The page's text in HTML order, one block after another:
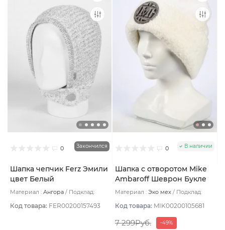
0 Закончился
Шапка чепчик Ferz Эмили
цвет Белый
Материал : Ангора
Подклад:
Код товара: FER00200157493
0 В наличии
Шапка с отворотом Mike
Ambaroff Шеврон Букле
цвет Белый
Материал : Эко мех
Подклад:
Код товара: MIK00200105681
7 299Руб. -49%